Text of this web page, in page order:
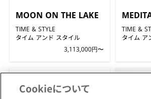
MOON ON THE LAKE
TIME & STYLE
タイム アンド スタイル
3,113,000円〜
TIME &
タイム ア
Cookieについて